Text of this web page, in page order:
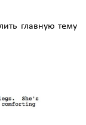
главную тему